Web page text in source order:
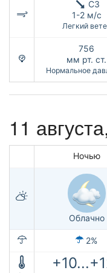
СЗ
1-2 м/с
Легкий
756
мм рт. ст.
Нормальное
11
Ночью
Облачно
2%